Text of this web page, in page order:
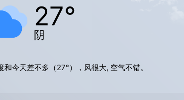
27°
阴
今天差不多（27°），风很大, 空气不错。